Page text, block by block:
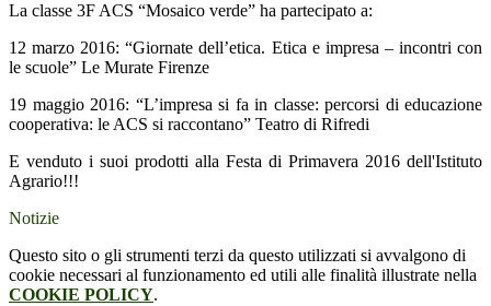
La classe 3F ACS “Mosaico verde” ha partecipato a:
12 marzo 2016: “Giornate dell’etica. Etica e impresa – incontri con
le scuole” Le Murate Firenze
19 maggio 2016: “L’impresa si fa in classe: percorsi di educazione
cooperativa: le ACS si raccontano” Teatro di Rifredi
E venduto i suoi prodotti alla Festa di Primavera 2016 dell'Istituto
Agrario!!!
Notizie
Questo sito o gli strumenti terzi da questo utilizzati si avvalgono di
cookie necessari al funzionamento ed utili alle finalità illustrate nella
COOKIE POLICY.